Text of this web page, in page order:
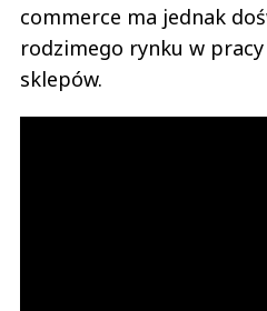
commerce ma jednak
rodzimego rynku w
sklepów.